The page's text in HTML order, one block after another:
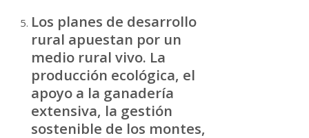
Los planes de desarrollo
rural apuestan por un
medio rural vivo. La
producción ecológica, el
apoyo a la ganadería
extensiva, la gestión
sostenible de los montes,